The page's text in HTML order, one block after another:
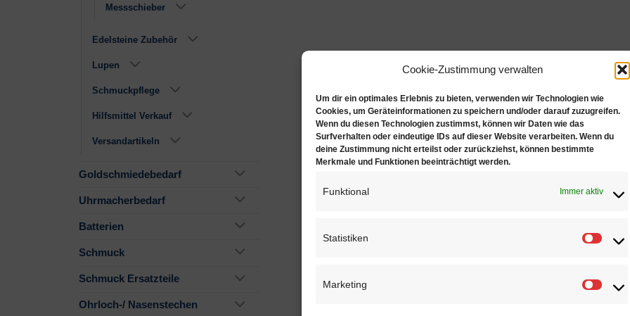
Cookie-Zustimmung verwalten
Um dir ein optimales Erlebnis zu bieten, verwenden wir Technologien wie
Cookies, um Geräteinformationen zu speichern und/oder darauf zuzugreifen.
Wenn du diesen Technologien zustimmst, können wir Daten wie das
Surfverhalten oder eindeutige IDs auf dieser Website verarbeiten. Wenn du
deine Zustimmung nicht erteilst oder zurückziehst, können bestimmte
Merkmale und Funktionen beeinträchtigt werden.
Funktional Immer aktiv
Statistiken
Marketing
Messschieber
Edelsteine Zubehör
Lupen
Schmuckpflege
Hilfsmittel Verkauf
Versandartikeln
Goldschmiedebedarf
Uhrmacherbedarf
Batterien
Schmuck
Schmuck Ersatzteile
Ohrloch-/ Nasenstechen